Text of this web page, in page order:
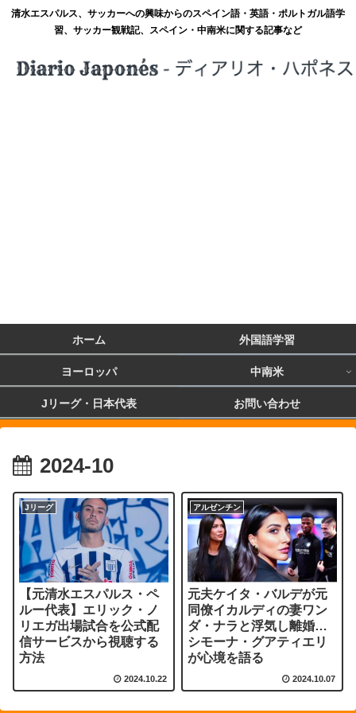
清水エスパルス、サッカーへの興味からのスペイン語・英語・ポルトガル語学
習、サッカー観戦記、スペイン・中南米に関する記事など
ホーム 外国語学習
ヨーロッパ 中南米
Jリーグ・日本代表 お問い合わせ
2024-10
Jリーグ
【元清水エスパルス・ペ
ルー代表】エリック・ノ
リエガ出場試合を公式配
信サービスから視聴する
方法
2024.10.22
アルゼンチン
元夫ケイタ・バルデが元
同僚イカルディの妻ワン
ダ・ナラと浮気し離婚…
シモーナ・グアティエリ
が心境を語る
2024.10.07